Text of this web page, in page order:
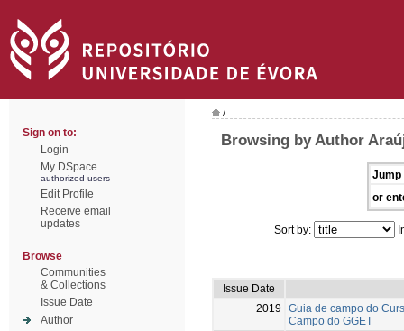
Sign on to:
Login
My DSpace
authorized users
Edit Profile
Receive email
updates
Browse
Communities
& Collections
Issue Date
Author
/
Browsing by Author
Jump
or
Sort by:
Issue Date
2019
Guia de campo do
Campo do GGET